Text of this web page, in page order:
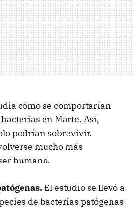
cómo se comportarían
en Marte. Así,
podrían sobrevivir.
mucho más
humano.
El estudio se llevó a
de bacterias patógenas